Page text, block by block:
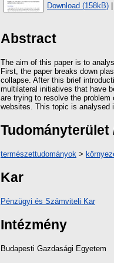
Download (158kB) |
Abstract
The aim of this paper is to
First, the paper breaks down
collapse. After this brief
multilateral initiatives that have
are trying to resolve the
websites. This topic is analysed
Tudományterület
természettudományok >
Kar
Pénzügyi és Számviteli Kar
Intézmény
Budapesti Gazdasági Egyetem